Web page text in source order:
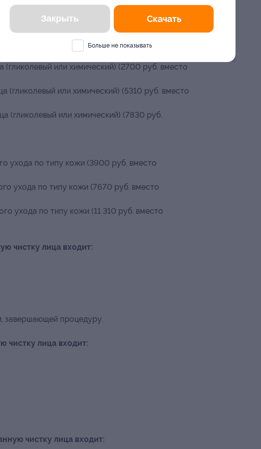
чистки лица (5046 руб. вместо
(гликолевый или химический) (2700 руб. вместо
(гликолевый или химический) (5310 руб. вместо
(гликолевый или химический) (7830 руб.
ухода по типу кожи (3900 руб. вместо
ухода по типу кожи (7670 руб. вместо
ухода по типу кожи (11 310 руб. вместо
чистку лица входит:
завершающей процедуру.
чистку лица входит:
чистку лица входит:
Закрыть Скачать
Больше не показывать